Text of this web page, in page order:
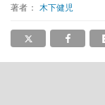
著者： 木下健児